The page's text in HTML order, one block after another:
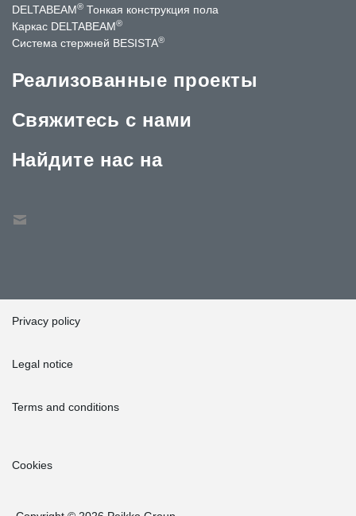
DELTABEAM® Тонкая конструкция пола
Каркас DELTABEAM®
Система стержней BESISTA®
Реализованные проекты
Свяжитесь с нами
Найдите нас на
Privacy policy
Legal notice
Terms and conditions
Cookies